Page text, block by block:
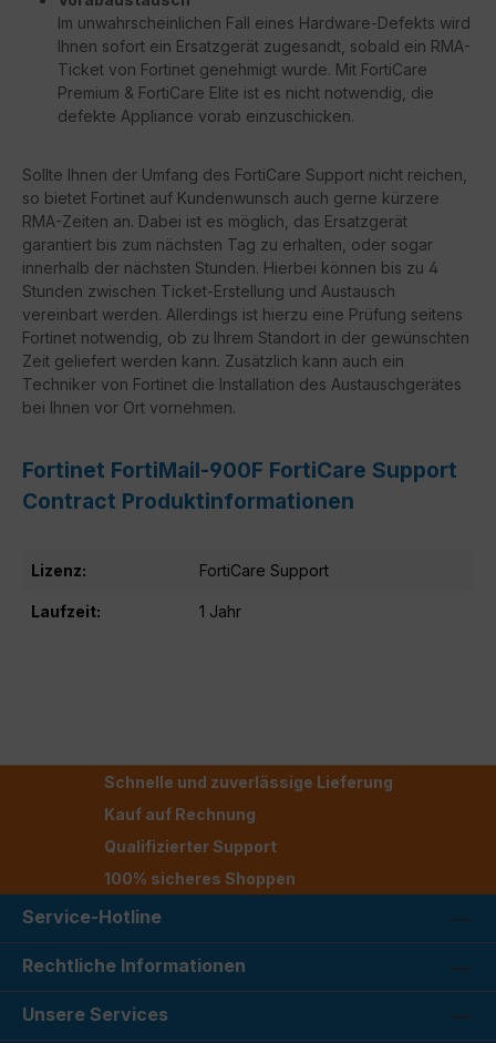
Im unwahrscheinlichen Fall eines Hardware-Defekts wird
Ihnen sofort ein Ersatzgerät zugesandt, sobald ein RMA-
Ticket von Fortinet genehmigt wurde. Mit FortiCare
Premium & FortiCare Elite ist es nicht notwendig, die
defekte Appliance vorab einzuschicken.
Sollte Ihnen der Umfang des FortiCare Support nicht reichen,
so bietet Fortinet auf Kundenwunsch auch gerne kürzere
RMA-Zeiten an. Dabei ist es möglich, das Ersatzgerät
garantiert bis zum nächsten Tag zu erhalten, oder sogar
innerhalb der nächsten Stunden. Hierbei können bis zu 4
Stunden zwischen Ticket-Erstellung und Austausch
vereinbart werden. Allerdings ist hierzu eine Prüfung seitens
Fortinet notwendig, ob zu Ihrem Standort in der gewünschten
Zeit geliefert werden kann. Zusätzlich kann auch ein
Techniker von Fortinet die Installation des Austauschgerätes
bei Ihnen vor Ort vornehmen.
Fortinet FortiMail-900F FortiCare Support
Contract Produktinformationen
Lizenz: FortiCare Support
Laufzeit: 1 Jahr
Schnelle und zuverlässige Lieferung
Kauf auf Rechnung
Qualifizierter Support
100% sicheres Shoppen
Service-Hotline
Rechtliche Informationen
Unsere Services